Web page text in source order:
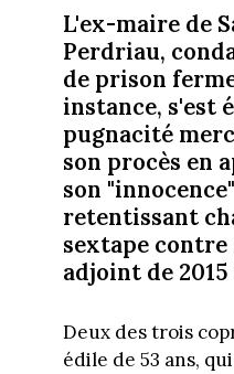
L'ex-maire de
Perdriau,
de prison
instance, s'est
pugnacité
son procès en
son
retentissant
sextape
adjoint de 2015
Deux des trois
édile de 53 ans,